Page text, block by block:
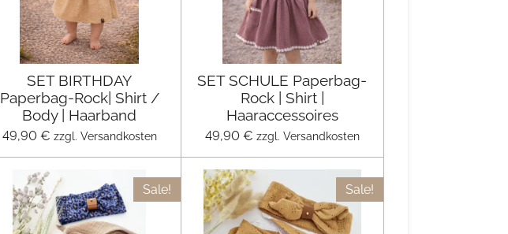
SET BIRTHDAY
Paperbag-Rock| Shirt /
Body | Haarband
49,90 € zzgl. Versandkosten
SET SCHULE Paperbag-
Rock | Shirt |
Haaraccessoires
49,90 € zzgl. Versandkosten
Sale! Sale!